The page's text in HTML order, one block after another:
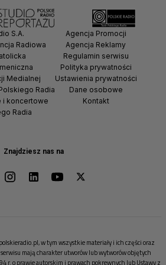
Znajdziesz nas na
S.A.
Radiowa
Medialnej
Radia
i koncertowe
Radia
Agencja Promocji
Agencja Reklamy
Regulamin serwisu
Polityka prywatności
Ustawienia prywatności
Dane osobowe
Kontakt
w tym wszystkie materiały i ich części oraz
serwisu mają charakter utworów lub wytworów objętych
r. o prawie autorskim i prawach pokrewnych lub Ustawy z